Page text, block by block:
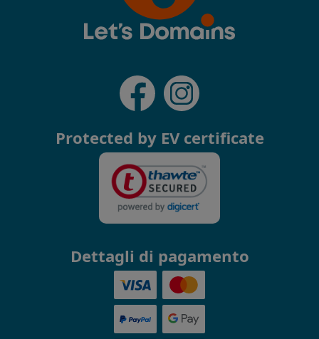
Protected by EV certificate
Dettagli di pagamento